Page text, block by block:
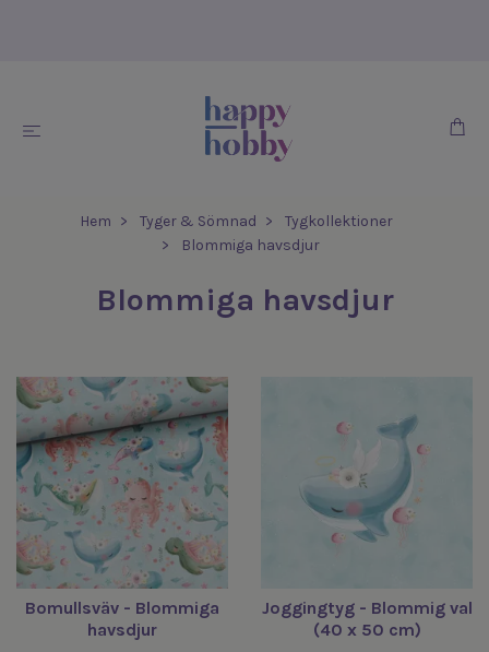
Hem Tyger & Sömnad
Tygkollektioner
Blommiga havsdjur
Blommiga havsdjur
Bomullsväv - Blommiga
havsdjur
Joggingtyg - Blommig val
(40 x 50 cm)